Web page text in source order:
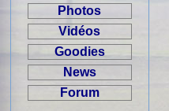
Photos
Vidéos
Goodies
News
Forum